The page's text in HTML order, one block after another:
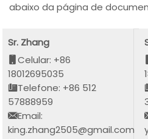
abaixo da página de
Sr. Zhang
Celular: +86
18012695035
Telefone: +86 512
57888959
Email:
king.zhang2505@gmail.com